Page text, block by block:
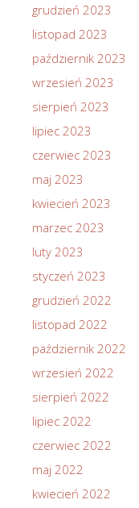
grudzień 2023
listopad 2023
październik 2023
wrzesień 2023
sierpień 2023
lipiec 2023
czerwiec 2023
maj 2023
kwiecień 2023
marzec 2023
luty 2023
styczeń 2023
grudzień 2022
listopad 2022
październik 2022
wrzesień 2022
sierpień 2022
lipiec 2022
czerwiec 2022
maj 2022
kwiecień 2022